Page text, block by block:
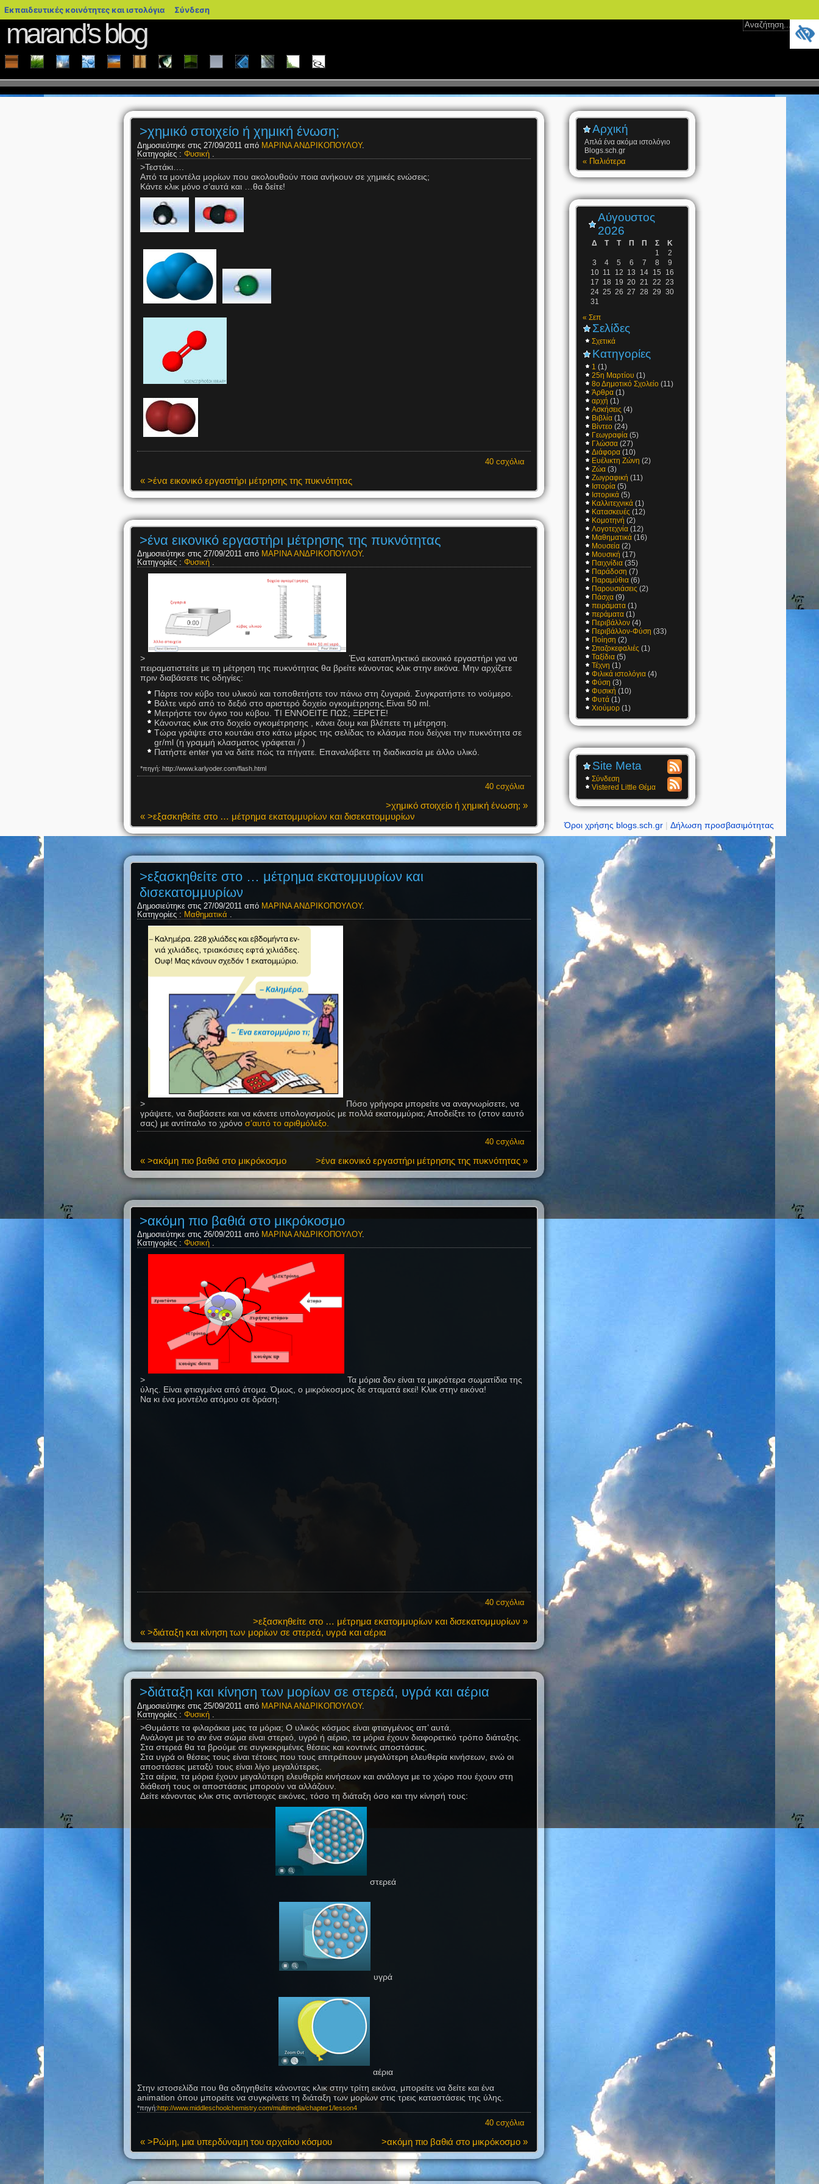
Εκπαιδευτικές κοινότητες και ιστολόγια blogs.sch.gr
Σύνδεση
marand’s blog
Αρχική
Απλά ένα ακόμα ιστολόγιο
Blogs.sch.gr
« Παλιότερα
Αύγουστος
2026
Δ Τ Τ Π Π Σ
Κ
1
2
3
4 5 6 7 8
9
10 11 12 13 14 15
16
17 18 19 20 21 22 23
24 25 26 27 28 29 30
31
« Σεπ
Σελίδες
Σχετικά
Κατηγορίες
1 (1)
25η Μαρτίου (1)
8ο Δημοτικό Σχολείο (11)
Άρθρα (1)
αρχή (1)
Ασκήσεις (4)
Βιβλία (1)
Βίντεο (24)
Γεωγραφία (5)
Γλώσσα (27)
Διάφορα (10)
Ευέλικτη Ζώνη (2)
Ζώα (3)
Ζωγραφική (11)
Ιστορία (5)
Ιστορικά (5)
Καλλιτεχνικά (1)
Κατασκευές (12)
Κομοτηνή (2)
Λογοτεχνία (12)
Μαθηματικά (16)
Μουσεία (2)
Μουσική (17)
Παιχνίδια (35)
Παράδοση (7)
Παραμύθια (6)
Παρουσιάσεις (2)
Πάσχα (9)
πειράματα (1)
περάματα (1)
Περιβάλλον (4)
Περιβάλλον-Φύση (33)
Ποίηση (2)
Σπαζοκεφαλιές (1)
Ταξίδια (5)
Τέχνη (1)
Φιλικά ιστολόγια (4)
Φύση (3)
Φυσική (10)
Φυτά (1)
Χιούμορ (1)
Οργανώστε
αυτό
ιστοχώρο
χρησιμοποιώντας
RSS
2.0
τελευταία
σχόλια
σε
όλα
τα
Site Meta
Σύνδεση
Vistered Little Θέμα
>χημικό στοιχείο ή χημική ένωση;
Δημοσιεύτηκε στις 27/09/2011 από ΜΑΡΙΝΑ ΑΝΔΡΙΚΟΠΟΥΛΟΥ.
Κατηγορίες : Φυσική
>Τεστάκι….
Από τα μοντέλα μορίων που ακολουθούν ποια ανήκουν σε χημικές ενώσεις;
Κάντε κλικ μόνο σ’αυτά και …θα δείτε!
40 cσχόλια
« >ένα εικονικό εργαστήρι μέτρησης της πυκνότητας
>ένα εικονικό εργαστήρι μέτρησης της πυκνότητας
Δημοσιεύτηκε στις 27/09/2011 από ΜΑΡΙΝΑ ΑΝΔΡΙΚΟΠΟΥΛΟΥ.
Κατηγορίες : Φυσική .
>
Ένα καταπληκτικό εικονικό εργαστήρι για να
πειραματιστείτε με τη μέτρηση της πυκνότητας θα βρείτε κάνοντας κλικ στην εικόνα. Μην αρχίζετε
πριν διαβάσετε τις οδηγίες:
Πάρτε τον κύβο του υλικού και τοποθετήστε τον πάνω στη ζυγαριά. Συγκρατήστε το νούμερο.
Βάλτε νερό από το δεξιό στο αριστερό δοχείο ογκομέτρησης.Είναι 50 ml.
Μετρήστε τον όγκο του κύβου. ΤΙ ΕΝΝΟΕΙΤΕ ΠΩΣ; ΞΕΡΕΤΕ!
Κάνοντας κλικ στο δοχείο ογκομέτρησης , κάνει ζουμ και βλέπετε τη μέτρηση.
Τώρα γράψτε στο κουτάκι στο κάτω μέρος της σελίδας το κλάσμα που δείχνει την πυκνότητα σε
gr/ml (η γραμμή κλασματος γράφεται / )
Πατήστε enter για να δείτε πώς τα πήγατε. Επαναλάβετε τη διαδικασία με άλλο υλικό.
*πηγή: http://www.karlyoder.com/flash.html
40 cσχόλια
>χημικό στοιχείο ή χημική ένωση; »
« >εξασκηθείτε στο … μέτρημα εκατομμυρίων και δισεκατομμυρίων
>εξασκηθείτε στο … μέτρημα εκατομμυρίων και
δισεκατομμυρίων
Δημοσιεύτηκε στις 27/09/2011 από ΜΑΡΙΝΑ ΑΝΔΡΙΚΟΠΟΥΛΟΥ.
Κατηγορίες : Μαθηματικά .
>
Πόσο γρήγορα μπορείτε να αναγνωρίσετε, να
γράψετε, να διαβάσετε και να κάνετε υπολογισμούς με πολλά εκατομμύρια; Αποδείξτε το (στον εαυτό
σας) με αντίπαλο το χρόνο σ’αυτό το αριθμόλεξο.
40 cσχόλια
>ένα εικονικό εργαστήρι μέτρησης της πυκνότητας »
« >ακόμη πιο βαθιά στο μικρόκοσμο
>ακόμη πιο βαθιά στο μικρόκοσμο
Δημοσιεύτηκε στις 26/09/2011 από ΜΑΡΙΝΑ ΑΝΔΡΙΚΟΠΟΥΛΟΥ.
Κατηγορίες : Φυσική .
>
Τα μόρια δεν είναι τα μικρότερα σωματίδια της
ύλης. Είναι φτιαγμένα από άτομα. Όμως, ο μικρόκοσμος δε σταματά εκεί! Κλικ στην εικόνα!
Να κι ένα μοντέλο ατόμου σε δράση:
40 cσχόλια
>εξασκηθείτε στο … μέτρημα εκατομμυρίων και δισεκατομμυρίων »
« >διάταξη και κίνηση των μορίων σε στερεά, υγρά και αέρια
>διάταξη και κίνηση των μορίων σε στερεά, υγρά και αέρια
Δημοσιεύτηκε στις 25/09/2011 από ΜΑΡΙΝΑ ΑΝΔΡΙΚΟΠΟΥΛΟΥ.
Κατηγορίες : Φυσική
>Θυμάστε τα φιλαράκια μας τα μόρια; Ο υλικός κόσμος είναι φτιαγμένος απ’ αυτά.
Ανάλογα με το αν ένα σώμα είναι στερεό, υγρό ή αέριο, τα μόρια έχουν διαφορετικό τρόπο διάταξης.
Στα στερεά θα τα βρούμε σε συγκεκριμένες θέσεις και κοντινές αποστάσεις.
Στα υγρά οι θέσεις τους είναι τέτοιες που τους επιτρέπουν μεγαλύτερη ελευθερία κινήσεων, ενώ οι
αποστάσεις μεταξύ τους είναι λίγο μεγαλύτερες.
Στα αέρια, τα μόρια έχουν μεγαλύτερη ελευθερία κινήσεων και ανάλογα με το χώρο που έχουν στη
διάθεσή τους οι αποστάσεις μπορούν να αλλάζουν.
Δείτε κάνοντας κλικ στις αντίστοιχες εικόνες, τόσο τη διάταξη όσο και την κίνησή τους:
στερεά
υγρά
αέρια
Στην ιστοσελίδα που θα οδηγηθείτε κάνοντας κλικ στην τρίτη εικόνα, μπορείτε να δείτε και ένα
animation όπου μπορείτε να συγκρίνετε τη διάταξη των μορίων στις τρεις καταστάσεις της ύλης.
*πηγή:http://www.middleschoolchemistry.com/multimedia/chapter1/lesson4
40 cσχόλια
>ακόμη πιο βαθιά στο μικρόκοσμο »
« >Ρώμη, μια υπερδύναμη του αρχαίου κόσμου
Όροι χρήσης blogs.sch.gr |Δήλωση προσβασιμότητας